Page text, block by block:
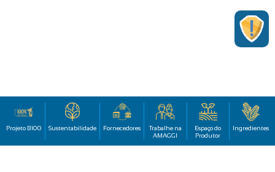
Projeto B100 Sustentabilidade Fornecedores
Trabalhe na
AMAGGI
Espaço do
Produtor
Ingredientes